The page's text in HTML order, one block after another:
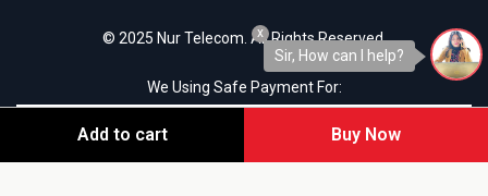
© 2025 Nur Telecom. All Rights Reserved.
We Using Safe Payment For:
Add to cart Buy Now
Sir, How can I help?
x